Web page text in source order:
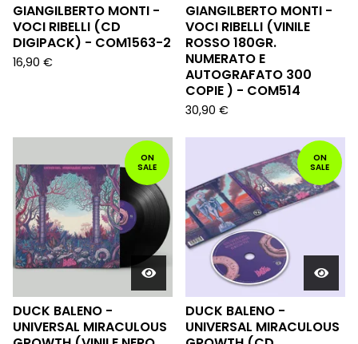
GIANGILBERTO MONTI -
VOCI RIBELLI (CD
DIGIPACK) - COM1563-2
16,90 €
GIANGILBERTO MONTI -
VOCI RIBELLI (VINILE
ROSSO 180GR.
NUMERATO E
AUTOGRAFATO 300
COPIE ) - COM514
30,90 €
ON
SALE
DUCK BALENO -
UNIVERSAL MIRACULOUS
ON
SALE
DUCK BALENO -
UNIVERSAL MIRACULOUS